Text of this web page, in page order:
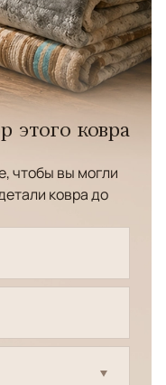
этого ковра
чтобы вы могли
ковра до